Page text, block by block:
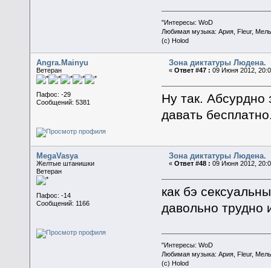
"Интересы: WoD
Любимая музыка: Ария, Fleur,
(c) Holod
Angra.Mainyu
Ветеран
Пафос: -29
Сообщений: 5381
Зона диктатуры Людена.
«Ответ #47 : 09 Июня 2012,
Ну так. Абсурдно
давать
MegaVasya
Желтые штанишки
Ветеран
Пафос: -14
Сообщений: 1166
Зона диктатуры Людена.
«Ответ #48 : 09 Июня 2012,
как бэ
давольно трудно
"Интересы: WoD
Любимая музыка: Ария, Fleur,
(c) Holod